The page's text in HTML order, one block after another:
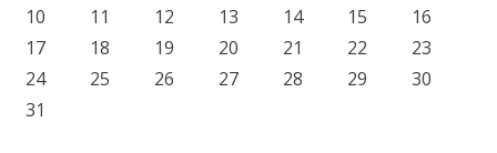
10
11 12 13 14 15
16
17
18 19 20 21 22
23
24
25 26 27 28 29
30
31